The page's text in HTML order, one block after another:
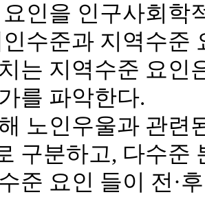
인을 인구사회학
수준과 지역수준
는 지역수준 요인
를 파악한다.
노인우울과 관련
구분하고, 다수준
준 요인 들이 전·